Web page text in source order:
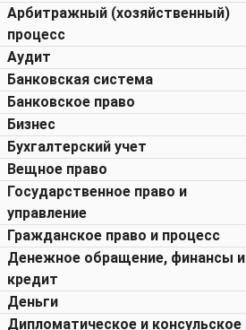
Арбитражный (хозяйственный)
процесс
Аудит
Банковская система
Банковское право
Бизнес
Бухгалтерский учет
Вещное право
Государственное право и
управление
Гражданское право и процесс
Денежное обращение, финансы и
кредит
Деньги
Дипломатическое и консульское